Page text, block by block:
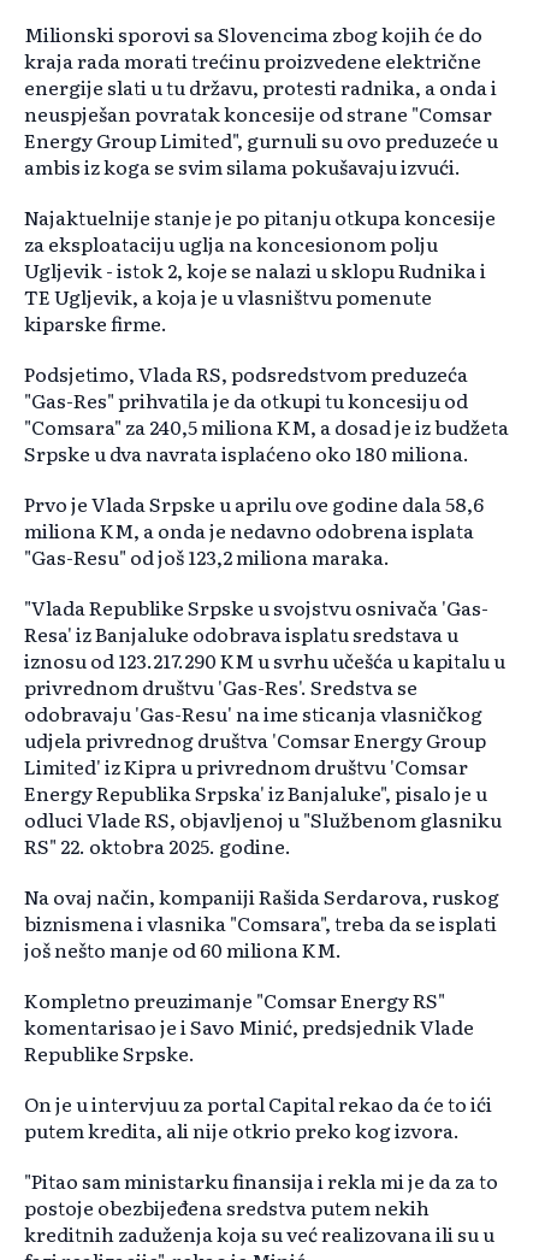
Milionski sporovi sa Slovencima zbog kojih će do
kraja rada morati trećinu proizvedene električne
energije slati u tu državu, protesti radnika, a onda i
neuspješan povratak koncesije od strane "Comsar
Energy Group Limited", gurnuli su ovo preduzeće u
ambis iz koga se svim silama pokušavaju izvući.
Najaktuelnije stanje je po pitanju otkupa koncesije
za eksploataciju uglja na koncesionom polju
Ugljevik - istok 2, koje se nalazi u sklopu Rudnika i
TE Ugljevik, a koja je u vlasništvu pomenute
kiparske firme.
Podsjetimo, Vlada RS, podsredstvom preduzeća
"Gas-Res" prihvatila je da otkupi tu koncesiju od
"Comsara" za 240,5 miliona KM, a dosad je iz budžeta
Srpske u dva navrata isplaćeno oko 180 miliona.
Prvo je Vlada Srpske u aprilu ove godine dala 58,6
miliona KM, a onda je nedavno odobrena isplata
"Gas-Resu" od još 123,2 miliona maraka.
"Vlada Republike Srpske u svojstvu osnivača 'Gas-
Resa' iz Banjaluke odobrava isplatu sredstava u
iznosu od 123.217.290 KM u svrhu učešća u kapitalu u
privrednom društvu 'Gas-Res'. Sredstva se
odobravaju 'Gas-Resu' na ime sticanja vlasničkog
udjela privrednog društva 'Comsar Energy Group
Limited' iz Kipra u privrednom društvu 'Comsar
Energy Republika Srpska' iz Banjaluke", pisalo je u
odluci Vlade RS, objavljenoj u "Službenom glasniku
RS" 22. oktobra 2025. godine.
Na ovaj način, kompaniji Rašida Serdarova, ruskog
biznismena i vlasnika "Comsara", treba da se isplati
još nešto manje od 60 miliona KM.
Kompletno preuzimanje "Comsar Energy RS"
komentarisao je i Savo Minić, predsjednik Vlade
Republike Srpske.
On je u intervjuu za portal Capital rekao da će to ići
putem kredita, ali nije otkrio preko kog izvora.
"Pitao sam ministarku finansija i rekla mi je da za to
postoje obezbijeđena sredstva putem nekih
kreditnih zaduženja koja su već realizovana ili su u